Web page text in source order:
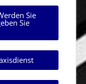
Sie
Sie